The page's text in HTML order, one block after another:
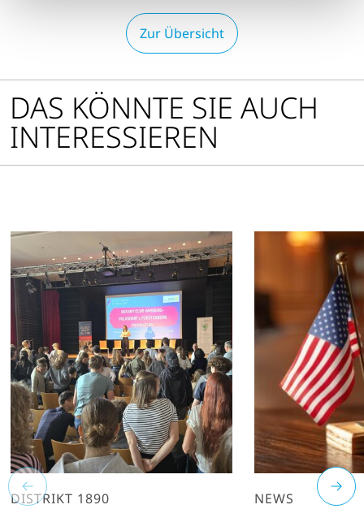
Zur Übersicht
DAS KÖNNTE SIE AUCH
INTERESSIEREN
DISTRIKT 1890 NEWS